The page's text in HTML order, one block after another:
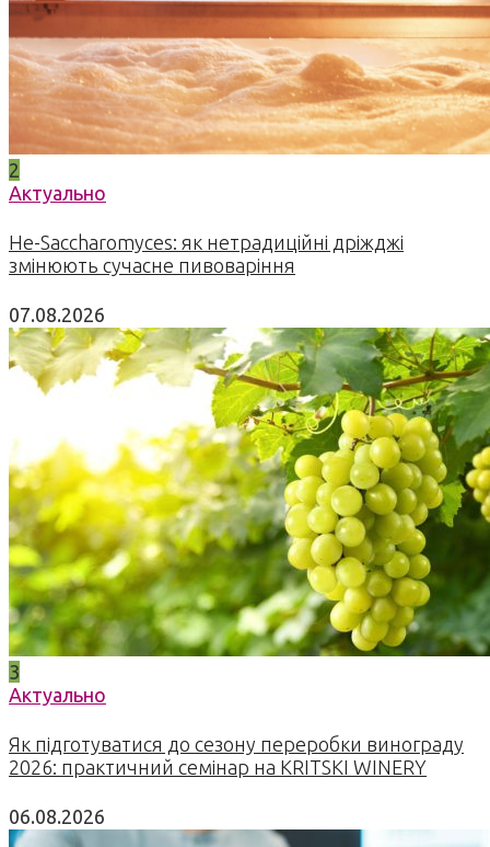
2
Актуально
Не-Saccharomyces: як нетрадиційні дріжджі
змінюють сучасне пивоваріння
07.08.2026
3
Актуально
Як підготуватися до сезону переробки винограду
2026: практичний семінар на KRITSKI WINERY
06.08.2026